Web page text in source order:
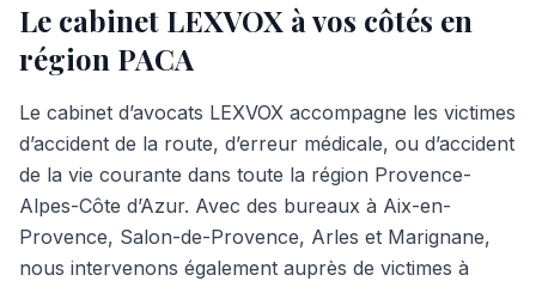
Le cabinet LEXVOX à vos côtés en
région PACA
Le cabinet d’avocats LEXVOX accompagne les victimes
d’accident de la route, d’erreur médicale, ou d’accident
de la vie courante dans toute la région Provence-
Alpes-Côte d’Azur. Avec des bureaux à Aix-en-
Provence, Salon-de-Provence, Arles et Marignane,
nous intervenons également auprès de victimes à